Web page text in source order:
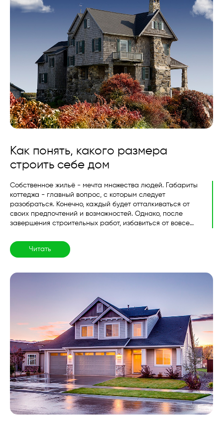
Как понять, какого размера
строить себе дом
Собственное жильё - мечта множества людей. Габариты
коттеджа - главный вопрос, с которым следует
разобраться. Конечно, каждый будет отталкиваться от
своих предпочтений и возможностей. Однако, после
завершения строительных работ, избавиться от вовсе
поговорим, какими должны быть размеры загородного
Читать